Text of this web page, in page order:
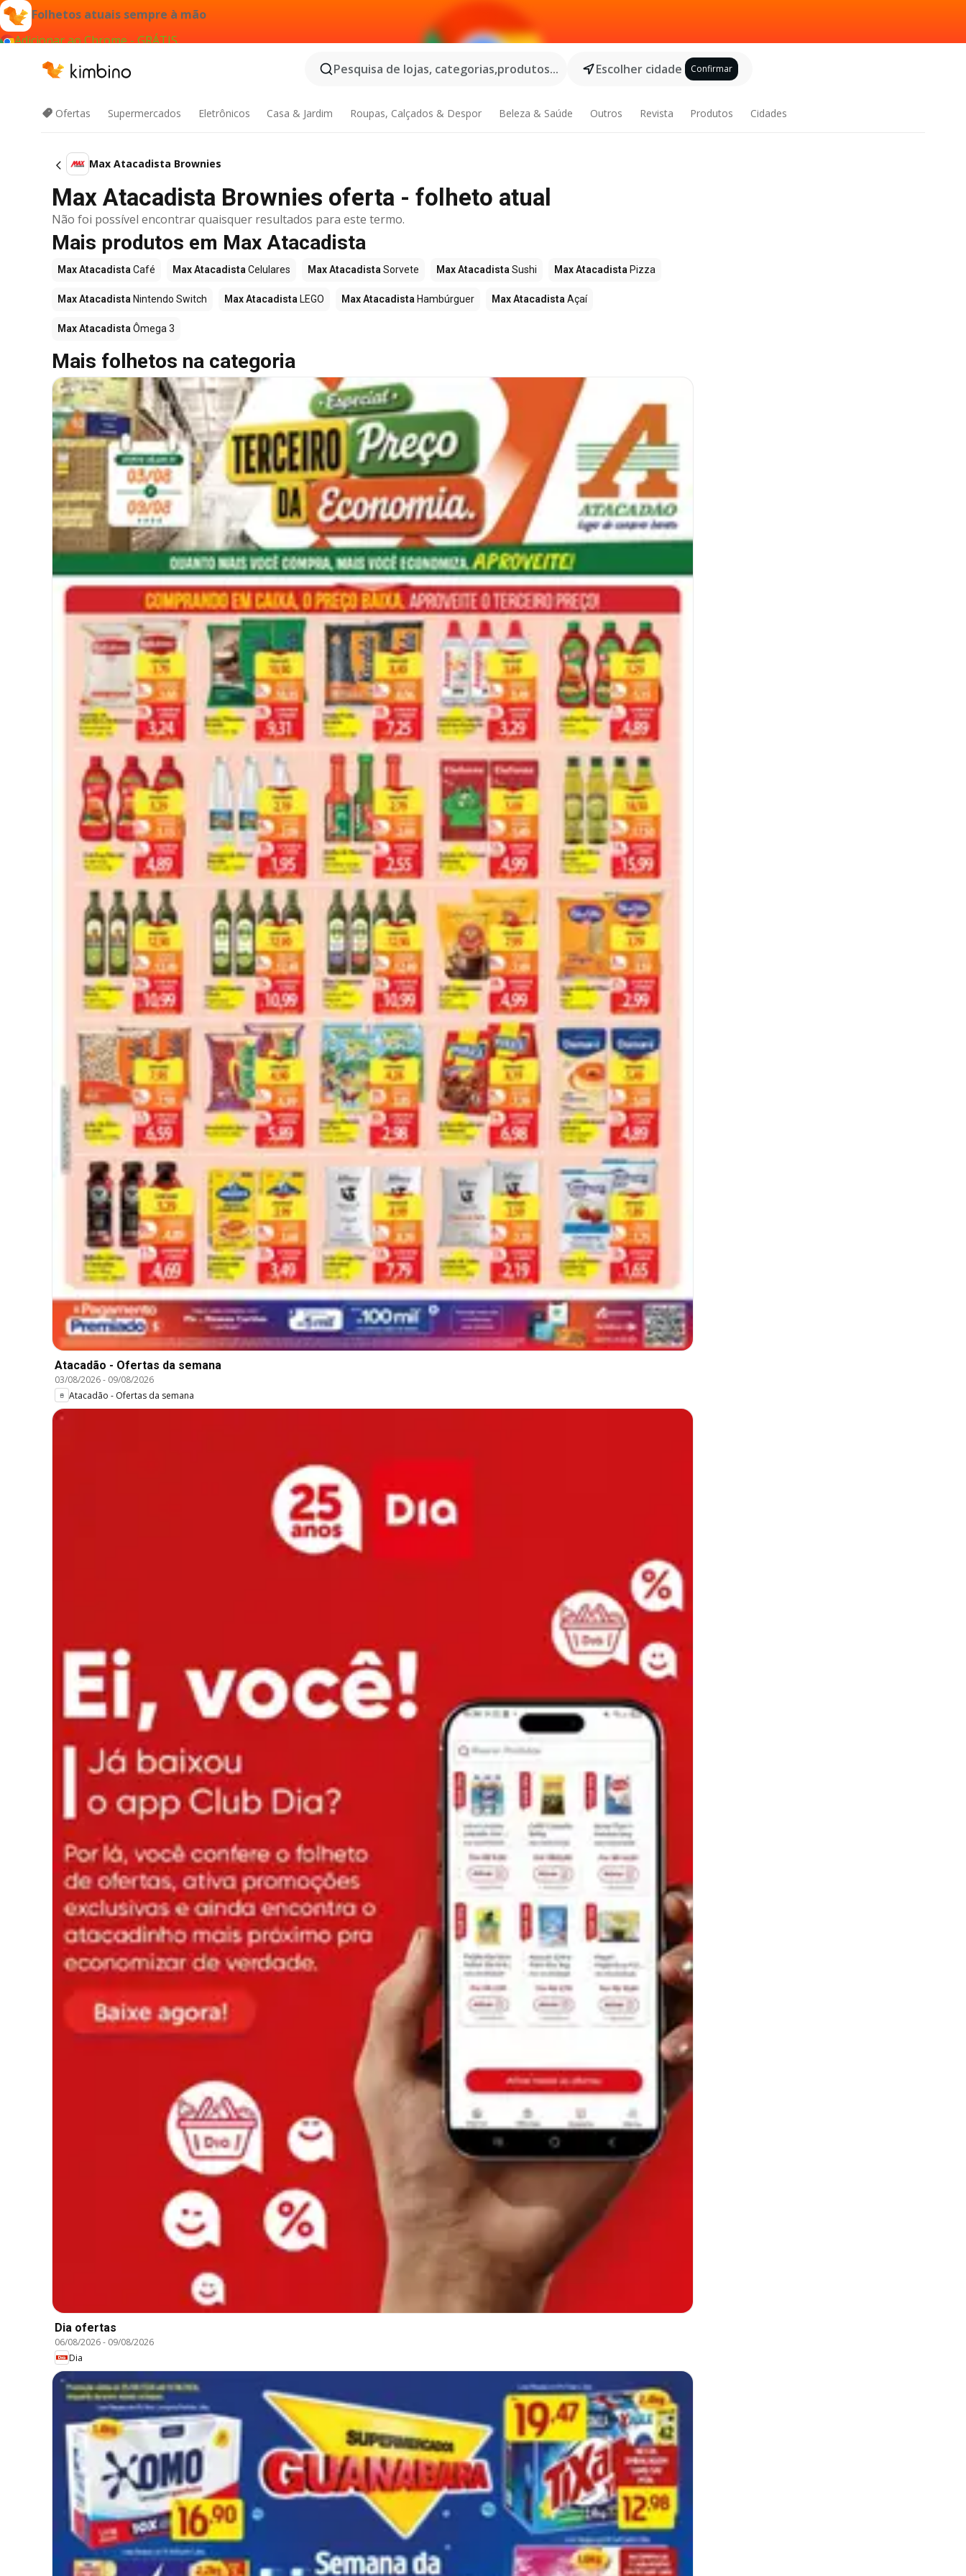
Folhetos atuais sempre à mão
Adicionar ao Chrome - GRÁTIS
Pesquisa de lojas, categorias,produtos...
Escolher cidade Confirmar
Ofertas Supermercados Eletrônicos Casa & Jardim Roupas, Calçados & Despor Beleza & Saúde Outros Revista Produtos Cidades
Max Atacadista Brownies
Max Atacadista Brownies oferta - folheto atual
Não foi possível encontrar quaisquer resultados para este termo.
Mais produtos em Max Atacadista
Max Atacadista Café Max Atacadista Celulares Max Atacadista Sorvete Max Atacadista Sushi Max Atacadista Pizza
Max Atacadista Nintendo Switch Max Atacadista LEGO Max Atacadista Hambúrguer Max Atacadista Açaí
Max Atacadista Ômega 3
Mais folhetos na categoria
Atacadão - Ofertas da semana
03/08/2026- 09/08/2026
Atacadão - Ofertas da semana
Dia ofertas
06/08/2026- 09/08/2026
Dia